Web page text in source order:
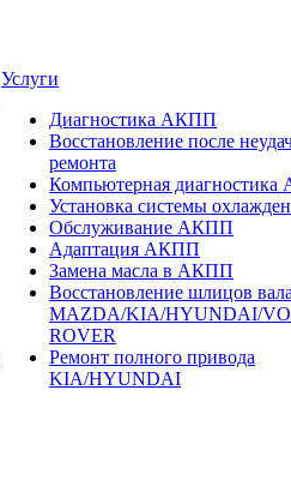
Услуги
Диагностика АКПП
Восстановление после
ремонта
Компьютерная
Установка системы
Обслуживание АКПП
Адаптация АКПП
Замена масла в АКПП
Восстановление шлицов
MAZDA/KIA/HYUNDAI/
ROVER
Ремонт полного привода
KIA/HYUNDAI